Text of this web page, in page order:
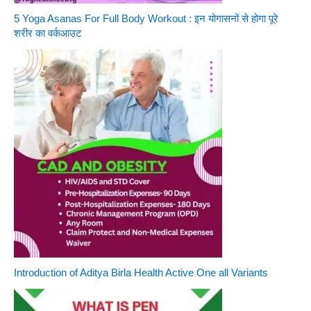
5 Yoga Asanas For Full Body Workout : इन योगासनों से होगा पूरे
शरीर का वर्कआउट
Introduction of Aditya Birla Health Active One all Variants